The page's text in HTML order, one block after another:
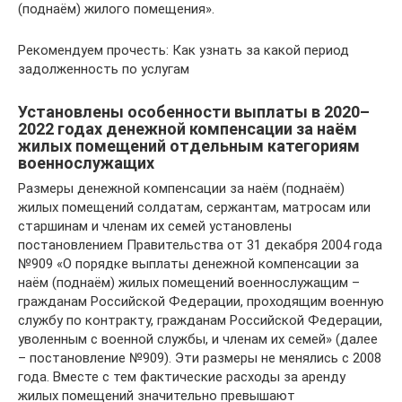
(поднаём) жилого помещения».
Рекомендуем прочесть: Как узнать за какой период
задолженность по услугам
Установлены особенности выплаты в 2020–
2022 годах денежной компенсации за наём
жилых помещений отдельным категориям
военнослужащих
Размеры денежной компенсации за наём (поднаём)
жилых помещений солдатам, сержантам, матросам или
старшинам и членам их семей установлены
постановлением Правительства от 31 декабря 2004 года
№909 «О порядке выплаты денежной компенсации за
наём (поднаём) жилых помещений военнослужащим –
гражданам Российской Федерации, проходящим военную
службу по контракту, гражданам Российской Федерации,
уволенным с военной службы, и членам их семей» (далее
– постановление №909). Эти размеры не менялись с 2008
года. Вместе с тем фактические расходы за аренду
жилых помещений значительно превышают